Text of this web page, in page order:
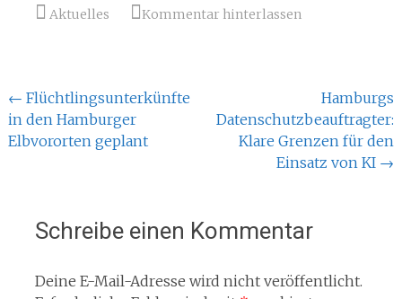
Aktuelles Kommentar hinterlassen
Beitragsnavigation
← Flüchtlingsunterkünfte
in den Hamburger
Elbvororten geplant
Hamburgs
Datenschutzbeauftragter:
Klare Grenzen für den
Einsatz von KI →
Schreibe einen Kommentar
Deine E-Mail-Adresse wird nicht veröffentlicht.